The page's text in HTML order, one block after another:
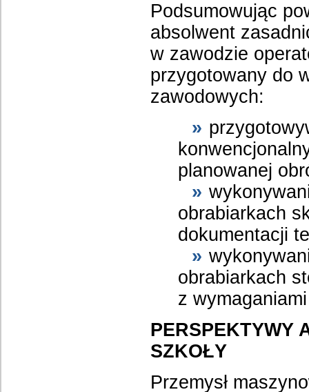
Podsumowując
absolwent
w zawodzie
przygotowany do
zawodowych:
planowanej
obrabiarkach
dokumentacji
obrabiarkach
z
PERSPEKTYWY
SZKOŁY
Przemysł